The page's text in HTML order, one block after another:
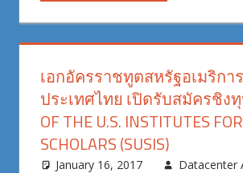
เอกอัครราชทูตสหรัฐอเมริกา
ประเทศไทย เปิดรับสมัครชิงทุ
OF THE U.S. INSTITUTES FOR
SCHOLARS (SUSIS)
January 16, 2017
Datacenter